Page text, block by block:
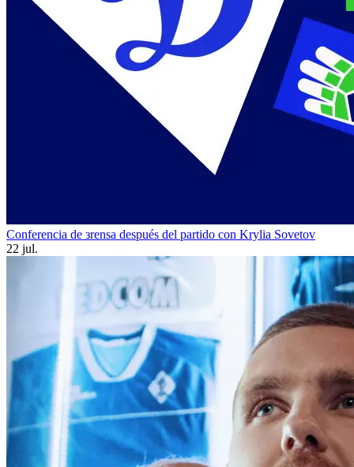
Conferencia de зrensa después del partido con Krylia Sovetov
22 jul.